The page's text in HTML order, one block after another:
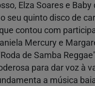
Elza Soares e Baby
seu quinto disco de
contou com
Mercury e
de Samba
para dar voz à
a música